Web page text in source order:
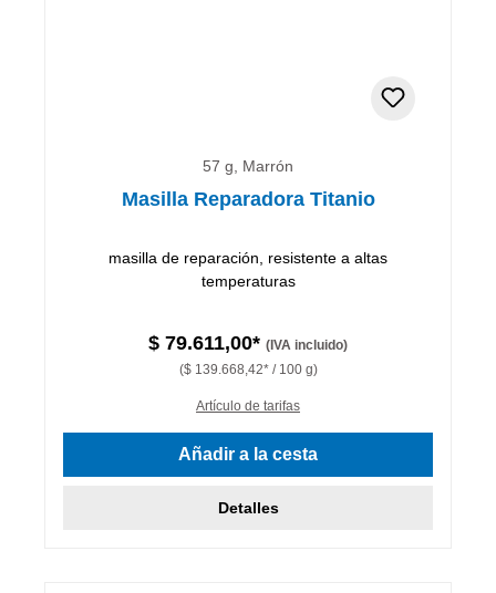
57 g, Marrón
Masilla Reparadora Titanio
masilla de reparación, resistente a altas
temperaturas
$ 79.611,00* (IVA incluido)
($ 139.668,42* / 100 g)
Artículo de tarifas
Añadir a la cesta
Detalles